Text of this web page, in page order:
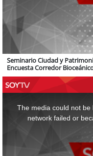
Seminario Ciudad y
Encuesta Corredor
The media could not
network failed or